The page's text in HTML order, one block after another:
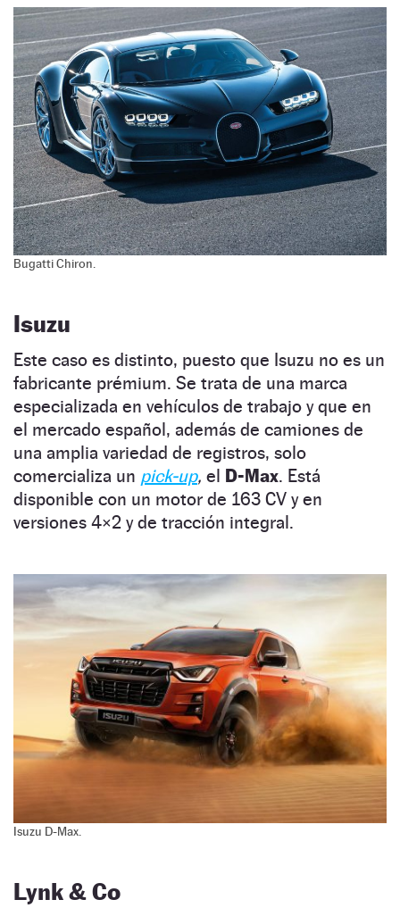
Bugatti Chiron.
Isuzu
Este caso es distinto, puesto que Isuzu no es un
fabricante prémium. Se trata de una marca
especializada en vehículos de trabajo y que en
el mercado español, además de camiones de
una amplia variedad de registros, solo
comercializa un pick-up, el D-Max. Está
disponible con un motor de 163 CV y en
versiones 4×2 y de tracción integral.
Isuzu D-Max.
Lynk & Co